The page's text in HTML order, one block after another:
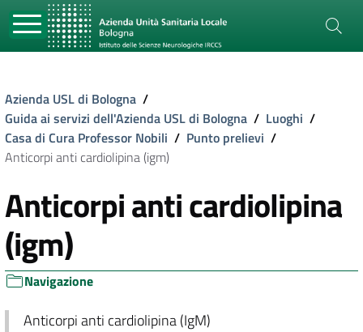
Azienda USL di Bologna /
Guida ai servizi dell'Azienda USL di Bologna / Luoghi /
Casa di Cura Professor Nobili / Punto prelievi /
Anticorpi anti cardiolipina (igm)
Anticorpi anti cardiolipina
(igm)
Navigazione
Anticorpi anti cardiolipina (IgM)